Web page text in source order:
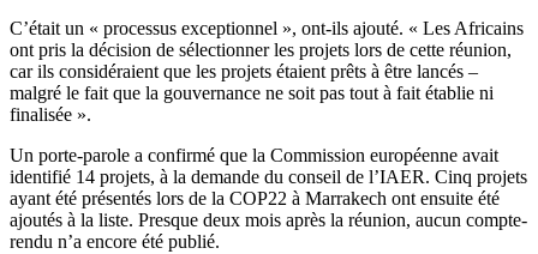
C’était un « processus exceptionnel », ont-ils ajouté. « Les Africains
ont pris la décision de sélectionner les projets lors de cette réunion,
car ils considéraient que les projets étaient prêts à être lancés –
malgré le fait que la gouvernance ne soit pas tout à fait établie ni
finalisée ».
Un porte-parole a confirmé que la Commission européenne avait
identifié 14 projets, à la demande du conseil de l’IAER. Cinq projets
ayant été présentés lors de la COP22 à Marrakech ont ensuite été
ajoutés à la liste. Presque deux mois après la réunion, aucun compte-
rendu n’a encore été publié.